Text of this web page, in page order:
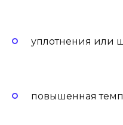
уплотнения или
повышенная